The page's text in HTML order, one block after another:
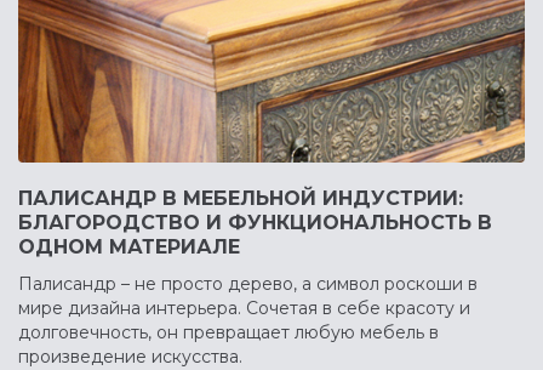
ПАЛИСАНДР В МЕБЕЛЬНОЙ ИНДУСТРИИ:
БЛАГОРОДСТВО И ФУНКЦИОНАЛЬНОСТЬ В
ОДНОМ МАТЕРИАЛЕ
Палисандр – не просто дерево, а символ роскоши в
мире дизайна интерьера. Сочетая в себе красоту и
долговечность, он превращает любую мебель в
произведение искусства.